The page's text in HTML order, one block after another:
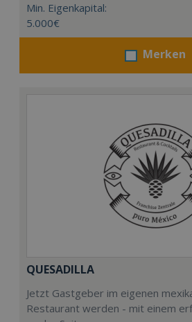
Min. Eigenkapital:
5.000€
Merken
QUESADILLA
Jetzt Gastgeber im eigenen
Restaurant werden - mit einem